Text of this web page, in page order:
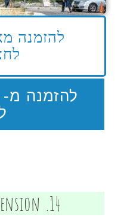
14. Bayiri Petit Pension